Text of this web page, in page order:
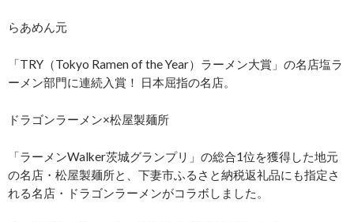
らあめん元
「TRY（Tokyo Ramen of the Year）ラーメン大賞」の名店塩ラ
ーメン部門に連続入賞！ 日本屈指の名店。
ドラゴンラーメン×松屋製麺所
「ラーメンWalker茨城グランプリ」の総合1位を獲得した地元
の名店・松屋製麺所と、下妻市ふるさと納税返礼品にも指定さ
れる名店・ドラゴンラーメンがコラボしました。